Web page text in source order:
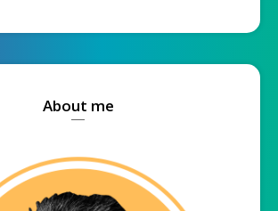
About me